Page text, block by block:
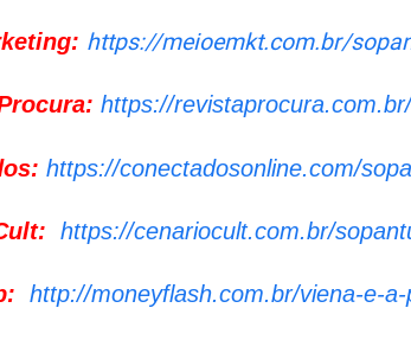
https://meioemkt.com.br/
https://
https://conectadosonline.com/
https://cenariocult.com.br/
http://moneyflash.com.br/viena-e-